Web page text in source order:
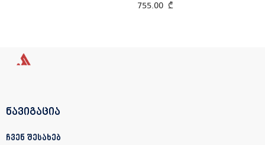
755.00 ₾
ნავიგაცია
ჩვენ შესახებ